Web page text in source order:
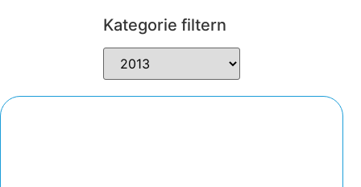
Kategorie filtern